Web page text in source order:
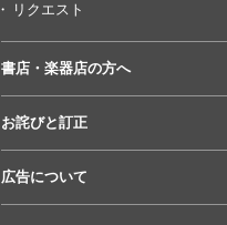
リクエスト
書店・楽器店の方へ
お詫びと訂正
広告について